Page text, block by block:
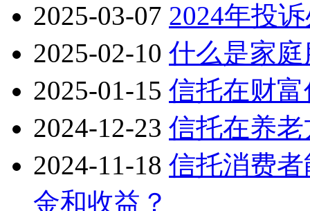
2025-03-07 2024年投
2025-02-10 什么是家
2025-01-15 信托在财
2024-12-23 信托在养
2024-11-18 信托消费
金和收益？